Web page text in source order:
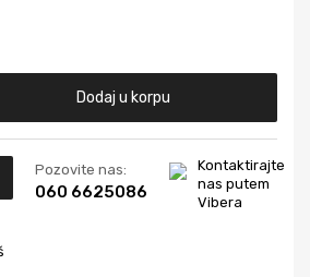
Dodaj u korpu
Pozovite nas:
060 6625086
Kontaktirajte
nas putem
Vibera